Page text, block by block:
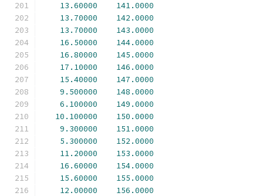
13.60000
141.0000
13.70000
142.0000
13.70000
143.0000
16.50000
144.0000
16.80000
145.0000
17.10000
146.0000
15.40000
147.0000
9.500000
148.0000
6.100000
149.0000
10.100000
150.0000
9.300000
151.0000
5.300000
152.0000
11.20000
153.0000
16.60000
154.0000
15.60000
155.0000
12.00000
156.0000